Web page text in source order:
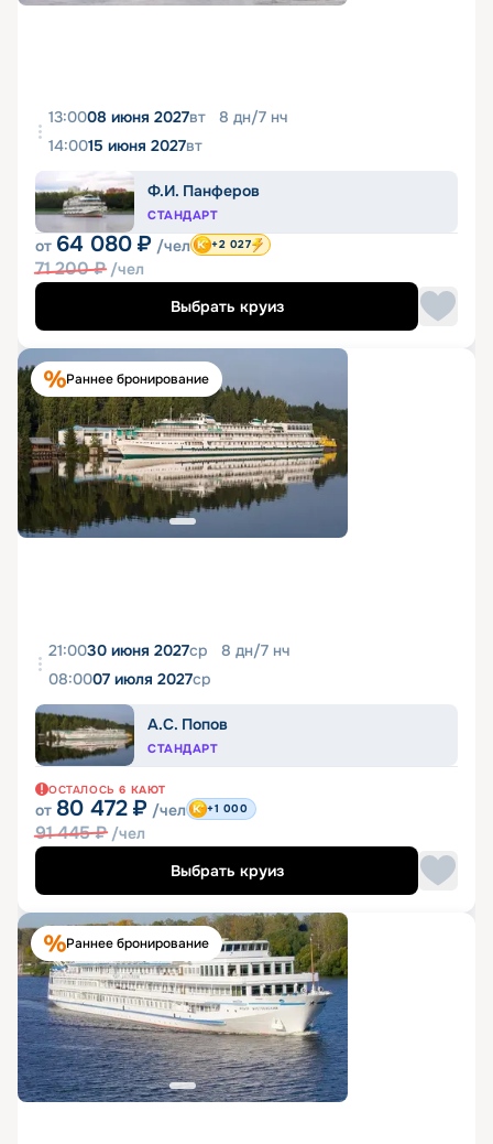
13:0008 июня 2027вт 8 дн/7 нч
14:0015 июня 2027вт
Ф.И. Панферов
СТАНДАРТ
от 64 080 ₽ /чел
71 200₽ /чел
+2 027
Выбрать круиз
Раннее бронирование
21:0030 июня 2027ср 8 дн/7 нч
08:0007 июля 2027ср
А.С. Попов
СТАНДАРТ
ОСТАЛОСЬ 6 КАЮТ
от 80 472 ₽ /чел
91 445₽ /чел
+1 000
Выбрать круиз
Раннее бронирование